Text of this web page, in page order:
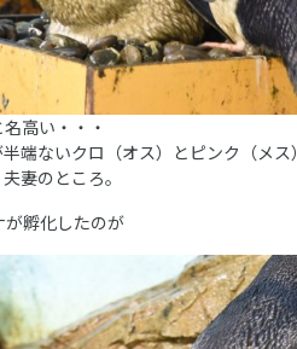
高い・・・
端ないクロ（オス）とピンク（メス）
妻のところ。
孵化したのが